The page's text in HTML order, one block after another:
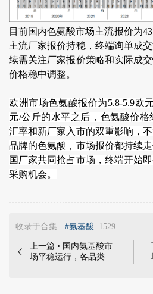
目前国内色氨酸市场主流报价为
主流厂家报价持稳，终端询单成
续需关注厂家报价策略和实际成
价格稳中调整。
欧洲市场色氨酸报价为5.8-5.9欧
元/公斤的水平之后，色氨酸价
汇率和新厂家入市的双重影响，
品牌的色氨酸，市场报价都持续
国厂家共同抢占市场，终端开始
采购机会。
收录于合集 #氨基酸 1529

上一篇 • 国内氨基酸市
场平稳运行，各品类价